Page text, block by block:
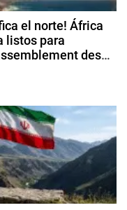
el norte! África
listos para
des